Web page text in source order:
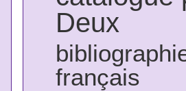
Deux
français